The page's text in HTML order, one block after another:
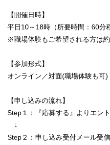
【開催日時】
平日10～18時（所要時間：60分
※職場体験もご希望される方は
【参加形式】
オンライン／対面(職場体験も可)
【申し込みの流れ】
Step１：『応募する』よりエン
↓
Step２：申し込み受付メール受信